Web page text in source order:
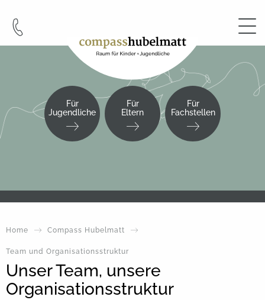
Für
Jugendliche
Für
Eltern
Für
Fachstellen
Home Compass Hubelmatt
Team und Organisationsstruktur
Unser Team, unsere
Organisationsstruktur